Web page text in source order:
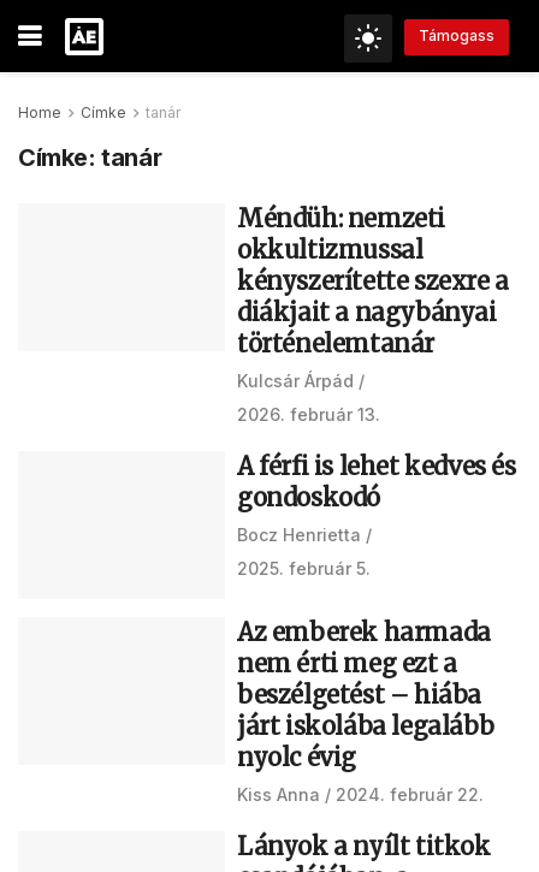
Támogass
Home Címke tanár
Címke:tanár
Méndüh: nemzeti
okkultizmussal
kényszerítette szexre a
diákjait a nagybányai
történelemtanár
Kulcsár Árpád
2026. február 13.
A férfi is lehet kedves és
gondoskodó
Bocz Henrietta
2025. február 5.
Az emberek harmada
nem érti meg ezt a
beszélgetést – hiába
járt iskolába legalább
nyolc évig
Kiss Anna 2024. február 22.
Lányok a nyílt titkok